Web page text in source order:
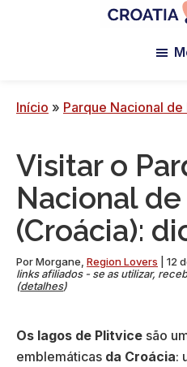
principal
sens
-
blog
de
et
Início » Parque Nacional de
Visitar o
Nacional
(Croácia):
PorMorgane Region Lovers 12
links afiliados - se as utilizar,
(detalhes)
Os lagos de Plitvice são
emblemáticas da Croácia: